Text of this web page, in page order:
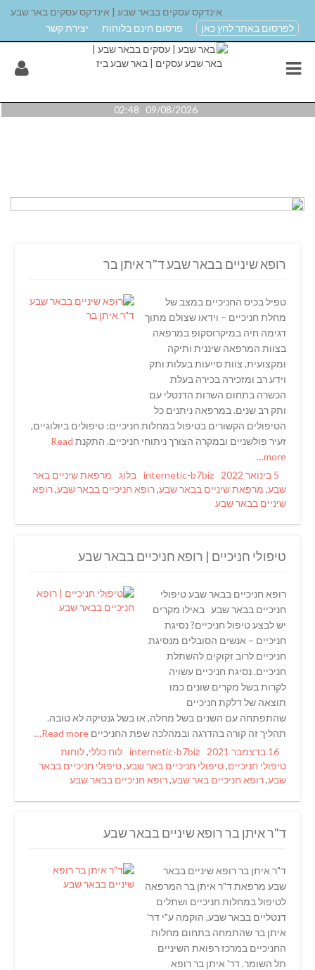
אינדקס עסקים בבאר שבע | אינדקס עסקים באר שבע
לפרסום באתר לחץ כאן
פרסום חינם בלוחות יצירת קשר
09/08/2026 02:48
רופא שיניים בבאר שבע ד"ר איתן בר
טפיל בכיס החניכיים במצב של
מחלת חניכיים – וידאו שצולם מתוך
דגימה חיה במיקרוסקופ במרפאה
בצוות המרפאה שיננית ותיקה
ומקצועית, צוות סייעות בעלות ותק
וידע רב ומזכירה בכירה בעלת
הכשרה בתחום השרות הדנטלי עם
ותק רב שנים. במרפאה ניתנים כל
הטיפולים הקשורים בטיפול במחלות חניכיים: טיפולים ביולוגיים,
זעיר פולשניים ובמקרה הצורך ניתוחי חניכיים. התקנת Read
more…
Posted
on
5 בינואר 2022 Author
internetic-b7biz
Categories
בלוג Tags
מרפאת שיניים באר
שבע, מרפאת שיניים בבאר שבע,רופא חניכיים בבאר שבע,רופא
שיניים בבאר שבע
טיפולי חניכיים | רופא חניכיים בבאר שבע
רופא חניכיים בבאר שבע טיפולי
חניכיים בבאר שבע באילו מקרים
יש לבצע טיפול חניכיים? נסיגת
חניכיים – אנשים הסובלים מנסיגת
חניכיים לרוב זקוקים להשתלת
חניכיים. נסיגת חניכיים עשויה
לקרות בשל מקרים שונים כמו
תוצאה של דלקת חניכיים
שהתפתחה עם השנים בשל מחלה, או בשל גנטיקה לא טובה.
תהליך זה קורה בהדרגה ובמהלכה שפת החניכיים
Posted
on
16 בדצמבר 2021 Author
internetic-b7biz
Categories
לוח כללי,לוחות
טיפולי חניכיים,טיפולי חניכיים באר שבע,טיפולי חניכיים בבאר
שבע,רופא חניכיים באר שבע,רופא חניכיים בבאר שבע
ד"ר איתן בר רופא שיניים בבאר שבע
ד"ר איתן בר רופא שיניים בבאר
שבע מרפאת ד"ר איתן בר המרפאה
לטיפול במחלות חניכיים ושתלים
דנטליים בבאר שבע, הוקמה ע"י דר'
איתן בר שהתמחה בתחום מחלות
החניכיים במרכז רפואת השיניים
תל השומר. דר' איתן בר רופא